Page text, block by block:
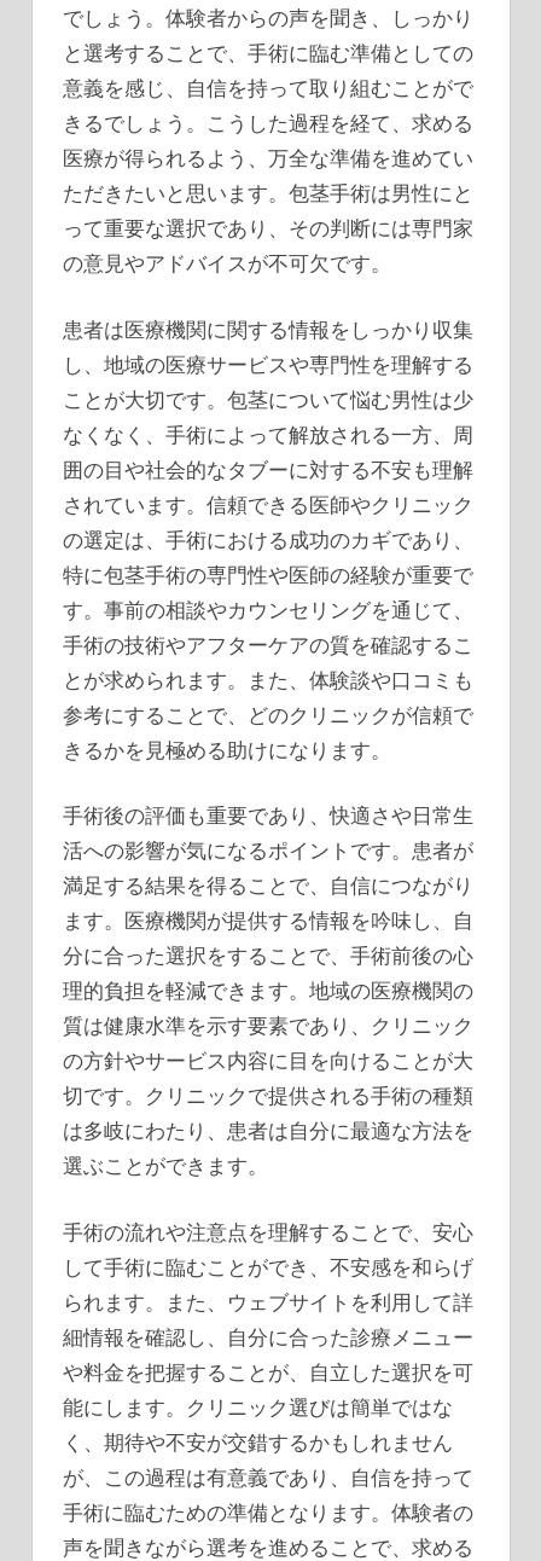
でしょう。体験者からの声を聞き、しっかり
と選考することで、手術に臨む準備としての
意義を感じ、自信を持って取り組むことがで
きるでしょう。こうした過程を経て、求める
医療が得られるよう、万全な準備を進めてい
ただきたいと思います。包茎手術は男性にと
って重要な選択であり、その判断には専門家
の意見やアドバイスが不可欠です。
患者は医療機関に関する情報をしっかり収集
し、地域の医療サービスや専門性を理解する
ことが大切です。包茎について悩む男性は少
なくなく、手術によって解放される一方、周
囲の目や社会的なタブーに対する不安も理解
されています。信頼できる医師やクリニック
の選定は、手術における成功のカギであり、
特に包茎手術の専門性や医師の経験が重要で
す。事前の相談やカウンセリングを通じて、
手術の技術やアフターケアの質を確認するこ
とが求められます。また、体験談や口コミも
参考にすることで、どのクリニックが信頼で
きるかを見極める助けになります。
手術後の評価も重要であり、快適さや日常生
活への影響が気になるポイントです。患者が
満足する結果を得ることで、自信につながり
ます。医療機関が提供する情報を吟味し、自
分に合った選択をすることで、手術前後の心
理的負担を軽減できます。地域の医療機関の
質は健康水準を示す要素であり、クリニック
の方針やサービス内容に目を向けることが大
切です。クリニックで提供される手術の種類
は多岐にわたり、患者は自分に最適な方法を
選ぶことができます。
手術の流れや注意点を理解することで、安心
して手術に臨むことができ、不安感を和らげ
られます。また、ウェブサイトを利用して詳
細情報を確認し、自分に合った診療メニュー
や料金を把握することが、自立した選択を可
能にします。クリニック選びは簡単ではな
く、期待や不安が交錯するかもしれません
が、この過程は有意義であり、自信を持って
手術に臨むための準備となります。体験者の
声を聞きながら選考を進めることで、求める